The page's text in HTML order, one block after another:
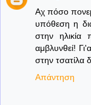
Αχ πόσο
υπόθεση η
στην
αμβλυνθεί!
στην τσατίλα
Απάντηση